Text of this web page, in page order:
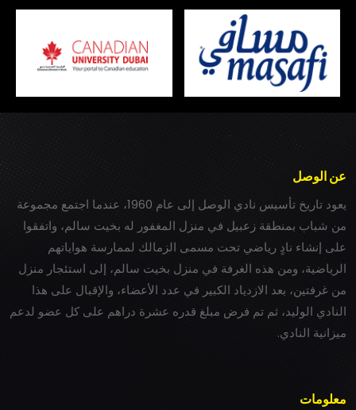
عن الوصل
يعود تاريخ تأسيس نادي الوصل إلى عام 1960، عندما اجتمع مجموعة
من شباب بمنطقة زعبيل في منزل المغفور له بخيت سالم، واتفقوا
على إنشاء نادٍ رياضي تحت مسمى الزمالك لممارسة هواياتهم
الرياضية، ومن هذه الغرفة في منزل بخيت سالم، إلى استئجار منزل
من غرفتين، بعد الازدياد الكبير في عدد الأعضاء، والإقبال على هذا
النادي الوليد، ثم تم فرض مبلغ قدره عشرة دراهم على كل عضو لدعم
ميزانية النادي.
معلومات